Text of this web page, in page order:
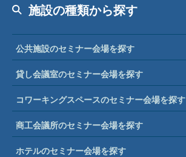
施設の種類から探す
公共施設のセミナー会場を探す
貸し会議室のセミナー会場を探す
コワーキングスペースのセミナー会場を探す
商工会議所のセミナー会場を探す
ホテルのセミナー会場を探す